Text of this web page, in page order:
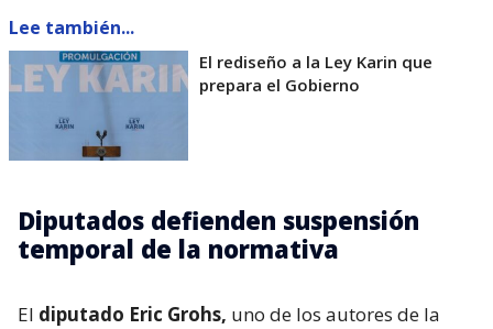
Lee también...
El rediseño a la Ley Karin que
prepara el Gobierno
Diputados defienden suspensión
temporal de la normativa
El diputado Eric Grohs, uno de los autores de la